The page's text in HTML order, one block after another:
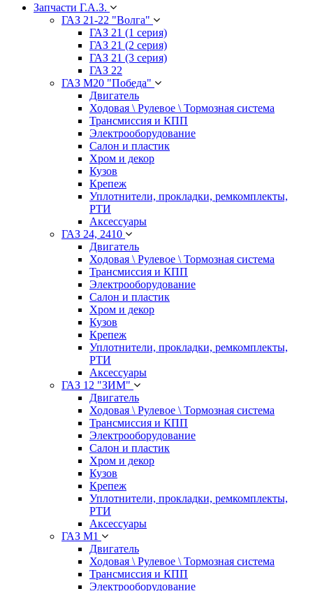
Запчасти Г.А.З.
ГАЗ 21-22 "Волга"
ГАЗ 21 (1 серия)
ГАЗ 21 (2 серия)
ГАЗ 21 (3 серия)
ГАЗ 22
ГАЗ М20 "Победа"
Двигатель
Ходовая \ Рулевое \ Тормозная система
Трансмиссия и КПП
Электрооборудование
Салон и пластик
Хром и декор
Кузов
Крепеж
Уплотнители, прокладки, ремкомплекты,
РТИ
Аксессуары
ГАЗ 24, 2410
Двигатель
Ходовая \ Рулевое \ Тормозная система
Трансмиссия и КПП
Электрооборудование
Салон и пластик
Хром и декор
Кузов
Крепеж
Уплотнители, прокладки, ремкомплекты,
РТИ
Аксессуары
ГАЗ 12 "ЗИМ"
Двигатель
Ходовая \ Рулевое \ Тормозная система
Трансмиссия и КПП
Электрооборудование
Салон и пластик
Хром и декор
Кузов
Крепеж
Уплотнители, прокладки, ремкомплекты,
РТИ
Аксессуары
ГАЗ М1
Двигатель
Ходовая \ Рулевое \ Тормозная система
Трансмиссия и КПП
Электрооборудование